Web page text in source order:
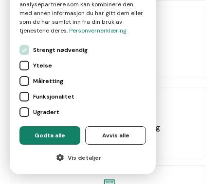
Verdivurdering salg
Verdivurdering refinansiering
Refinansiere lån
analysepartnere som kan kombinere den
med annen informasjon du har gitt dem eller
som de har samlet inn fra din bruk av
tjenestene deres.Personvernerklæring
Strengt nødvendig
Ytelse
Målretting
Funksjonalitet
Ugradert
Godta alle Avvis alle
Vis detaljer